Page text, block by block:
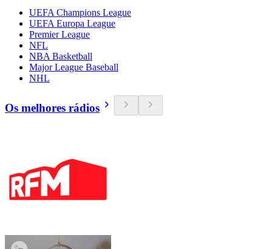
UEFA Champions League
UEFA Europa League
Premier League
NFL
NBA Basketball
Major League Baseball
NHL
Os melhores rádios